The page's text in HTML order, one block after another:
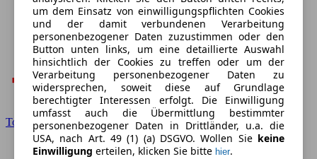
Toyota
um dem Einsatz von einwilligungspflichten Cookies
und der damit verbundenen Verarbeitung
personenbezogener Daten zuzustimmen oder den
Button unten links, um eine detaillierte Auswahl
hinsichtlich der Cookies zu treffen oder um der
Verarbeitung personenbezogener Daten zu
widersprechen, soweit diese auf Grundlage
berechtigter Interessen erfolgt. Die Einwilligung
umfasst auch die Übermittlung bestimmter
personenbezogener Daten in Drittländer, u.a. die
USA, nach Art. 49 (1) (a) DSGVO. Wollen Sie keine
Einwilligung erteilen, klicken Sie bitte hier.